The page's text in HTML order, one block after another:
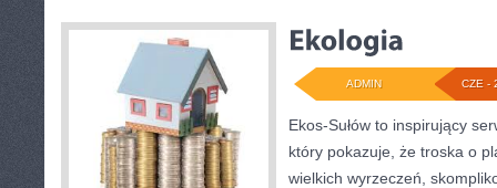
CZE -
ADMIN
Ekos-Sułów to inspirujący
który pokazuje, że troska o
wielkich wyrzeczeń,